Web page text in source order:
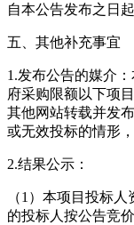
自本公告发布之日
五、其他补充事宜
1.发布公告的媒介
府采购限额以下项
其他网站转载并发
或无效投标的情形
2.结果公示：
（1）本项目投标
的投标人按公告竞